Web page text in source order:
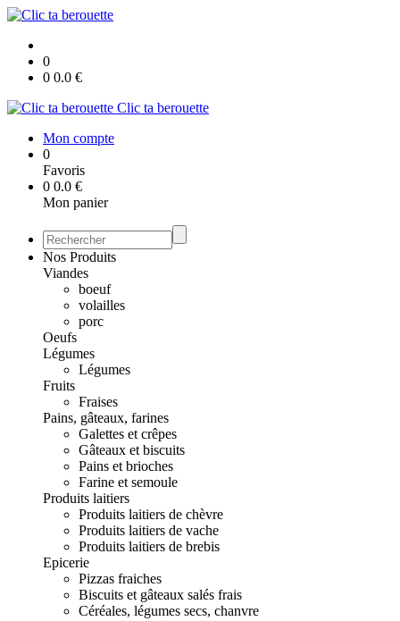
0
0 0.0 €
Clic ta berouette
Mon compte
0
Favoris
0 0.0 €
Mon panier
Nos Produits
Viandes
boeuf
volailles
porc
Oeufs
Légumes
Légumes
Fruits
Fraises
Pains, gâteaux, farines
Galettes et crêpes
Gâteaux et biscuits
Pains et brioches
Farine et semoule
Produits laitiers
Produits laitiers de chèvre
Produits laitiers de vache
Produits laitiers de brebis
Epicerie
Pizzas fraiches
Biscuits et gâteaux salés frais
Céréales, légumes secs, chanvre